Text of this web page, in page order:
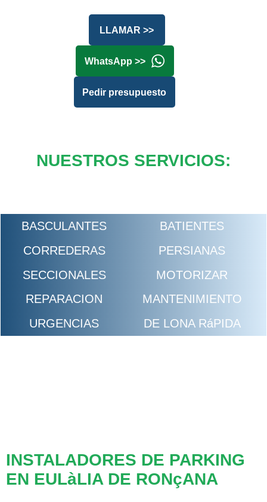
LLAMAR >>
WhatsApp >>
Pedir presupuesto
NUESTROS SERVICIOS:
BASCULANTES
BATIENTES
CORREDERAS
PERSIANAS
SECCIONALES
MOTORIZAR
REPARACION
MANTENIMIENTO
URGENCIAS
DE LONA RáPIDA
INSTALADORES DE PARKING
EN EULàLIA DE RONçANA